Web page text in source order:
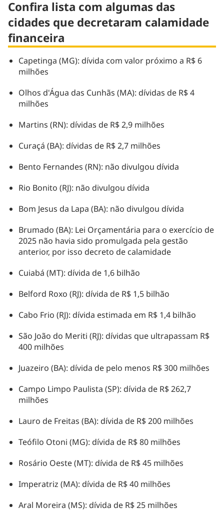
Confira lista com algumas das
cidades que decretaram calamidade
financeira
Capetinga (MG): dívida com valor próximo a R$ 6
milhões
Olhos d'Água das Cunhãs (MA): dívidas de R$ 4
milhões
Martins (RN): dívidas de R$ 2,9 milhões
Curaçá (BA): dívidas de R$ 2,7 milhões
Bento Fernandes (RN): não divulgou dívida
Rio Bonito (RJ): não divulgou dívida
Bom Jesus da Lapa (BA): não divulgou dívida
Brumado (BA): Lei Orçamentária para o exercício de
2025 não havia sido promulgada pela gestão
anterior, por isso decreto de calamidade
Cuiabá (MT): dívida de 1,6 bilhão
Belford Roxo (RJ): dívida de R$ 1,5 bilhão
Cabo Frio (RJ): dívida estimada em R$ 1,4 bilhão
São João do Meriti (RJ): dívidas que ultrapassam R$
400 milhões
Juazeiro (BA): dívida de pelo menos R$ 300 milhões
Campo Limpo Paulista (SP): dívida de R$ 262,7
milhões
Lauro de Freitas (BA): dívida de R$ 200 milhões
Teófilo Otoni (MG): dívida de R$ 80 milhões
Rosário Oeste (MT): dívida de R$ 45 milhões
Imperatriz (MA): dívida de R$ 40 milhões
Aral Moreira (MS): dívida de R$ 25 milhões